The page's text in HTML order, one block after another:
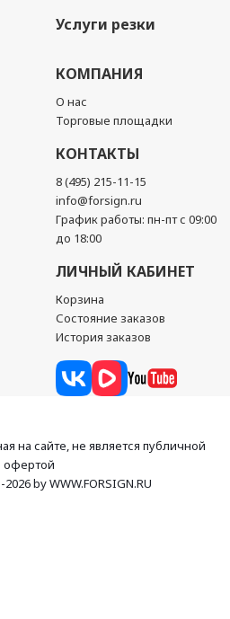
Услуги резки
КОМПАНИЯ
О нас
Торговые площадки
КОНТАКТЫ
8 (495) 215-11-15
info@forsign.ru
График работы: пн-пт с 09:00
до 18:00
ЛИЧНЫЙ КАБИНЕТ
Корзина
Состояние заказов
История заказов
на сайте, не является публичной
офертой
by WWW.FORSIGN.RU